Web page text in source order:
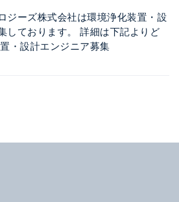
ジーズ株式会社は環境浄化装置・設
しております。 詳細は下記よりど
・設計エンジニア募集